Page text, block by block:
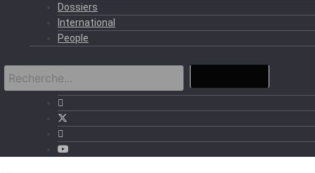
Dossiers
International
People